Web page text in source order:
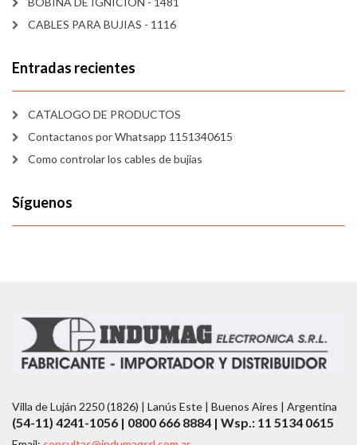
CABLES PARA BUJIAS - 1116
Entradas recientes
CATALOGO DE PRODUCTOS
Contactanos por Whatsapp 1151340615
Como controlar los cables de bujías
Síguenos
Villa de Luján 2250 (1826) | Lanús Este | Buenos Aires | Argentina
(54-11) 4241-1056 | 0800 666 8884 | Wsp.: 11 5134 0615